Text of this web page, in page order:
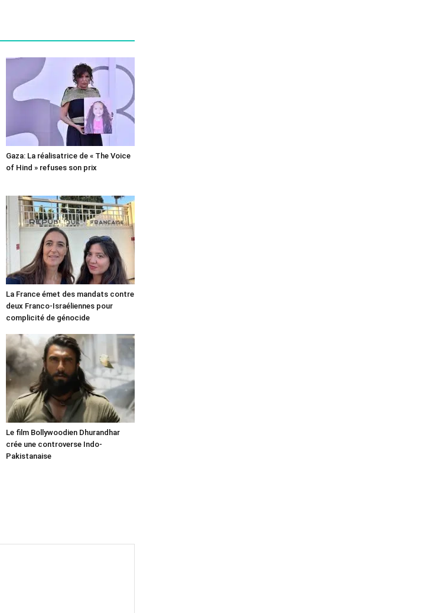
Gaza: La réalisatrice de « The Voice
of Hind » refuses son prix
La France émet des mandats contre
deux Franco-Israéliennes pour
complicité de génocide
Le film Bollywoodien Dhurandhar
crée une controverse Indo-
Pakistanaise